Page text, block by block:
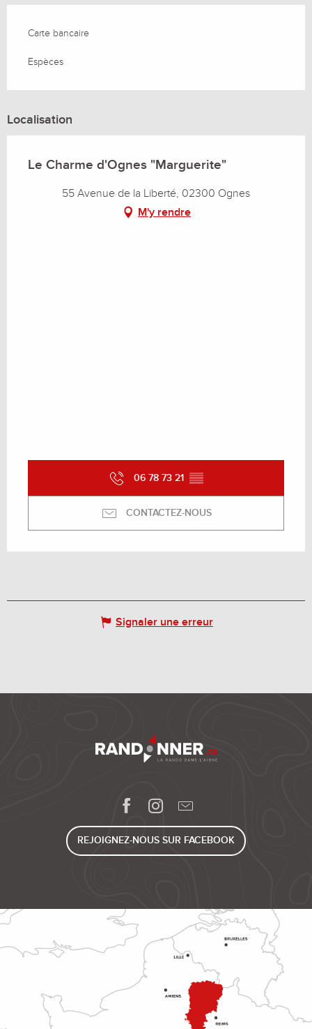
Carte bancaire
Espèces
Localisation
Le Charme d'Ognes "Marguerite"
55 Avenue de la Liberté, 02300 Ognes
M'y rendre
06 78 73 21 ▒▒
CONTACTEZ-NOUS
Signaler une erreur
REJOIGNEZ-NOUS SUR FACEBOOK